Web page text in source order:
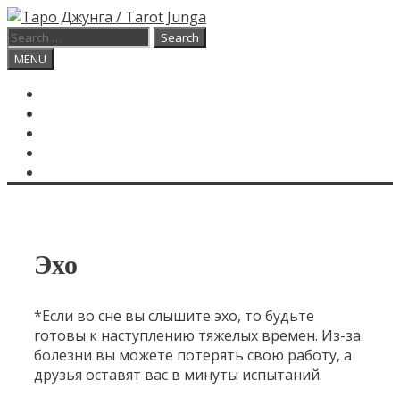
Skip
to
content
Search
for:
Search
MENU
Эхо
*Если во сне вы слышите эхо, то будьте
готовы к наступлению тяжелых времен. Из-за
болезни вы можете потерять свою работу, а
друзья оставят вас в минуты испытаний.